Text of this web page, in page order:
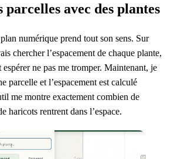
parcelles avec des plantes
numérique prend tout son sens. Sur
chercher l’espacement de chaque plante,
ne pas me tromper. Maintenant, je
parcelle et l’espacement est calculé
me montre exactement combien de
haricots rentrent dans l’espace.